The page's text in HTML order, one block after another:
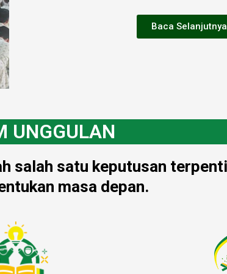
Baca Selanjutnya
UNGGULAN
salah satu keputusan
masa depan.